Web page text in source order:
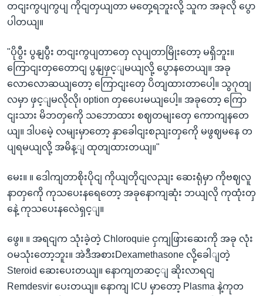
တငျးကွပျကွပျ ကိုငျတှယျတာ မတှေ့ရဘူးလို့ သူက အခုလို ပွော
ပါတယျ။
"ပိုပွီး ပွနျပွီး တငျးကွပျတာတှေ လုပျတာမြိုးတော့ မရှိဘူး။
ကြောငျးတှတေောငျ ပွနျဖှင့ျမယျလို့ ပွောနတေယျ။ အခု
လောလောဆယျတော့ ကြောငျးတှေ ပိတျထားတာပေါ့။ သွဂုတျ
လမှာ ဖှင့ျမလိုလို၊ option တှပေေးမယျပေါ့။ အခုတော့ ကြော
ငျးသား မိဘတှကေို သဘောထား စဈတမျးတှေ ကောကျနတေ
ယျ။ ဒါပမေဲ့ လမျးမှာတော့ နှာခေါငျးစညျးတှကေို မဖွဈမနေ တ
ပျရမယျလို့ အမိန့ျ ထုတျထားတယျ။"
မေး။ ။ ဒေါကျတာစိုးပိုငျ ကိုယျတိုငျလညျး ဆေးရုံမှာ ကိုဗဈလူ
နာတှကေို ကုသပေးနရေတော့ အခုနောကျဆုံး ဘယျလို ကုထုံးတှ
နေဲ့ ကုသပေးနလေဲရှင့ျ။
ဖွေ။ ။ အရငျက သုံးခဲ့တဲ့ Chloroquie ငှကျဖြားဆေးကို အခု လုံး
ဝမသုံးတော့ဘူး။ အဲဒီအစားDexamethasone လို့ခေါျတဲ့
Steroid ဆေးပေးတယျ။ နောကျတဆင့ျ ဆိုးလာရငျ
Remdesvir ပေးတယျ။ နောကျ ICU မှာတော့ Plasma နဲ့ကုတ